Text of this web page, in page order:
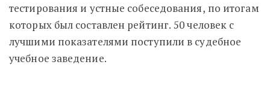
тестирования и устные собеседования, по итогам
которых был составлен рейтинг. 50 человек с
лучшими показателями поступили в судебное
учебное заведение.